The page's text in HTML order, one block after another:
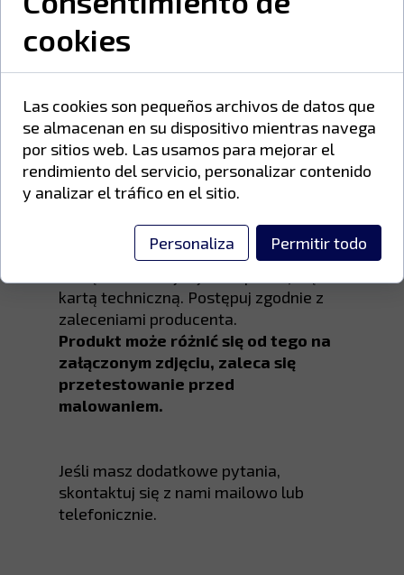
Farby poliestrowe zawierają żywice
poliestrowe kwasu karboksylowego,
promieniowanie UV i warunki
atmosferyczne.
Proszek należy przechowywać w
temperaturze od 5°C do 25°C.
Przed użyciem produktu przeczytaj
kartą techniczną. Postępuj zgodnie z
zaleceniami producenta.
Produkt może różnić się od tego na
załączonym zdjęciu, zaleca się
przetestowanie przed
malowaniem.
Jeśli masz dodatkowe pytania,
skontaktuj się z nami mailowo lub
telefonicznie.
cookies
Las cookies son pequeños archivos de datos que
se almacenan en su dispositivo mientras navega
por sitios web. Las usamos para mejorar el
rendimiento del servicio, personalizar contenido
y analizar el tráfico en el sitio.
Personaliza Permitir todo